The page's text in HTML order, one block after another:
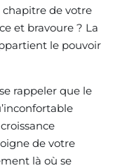
chapitre de votre
et bravoure ? La
le pouvoir
rappeler que le
de votre
là où se